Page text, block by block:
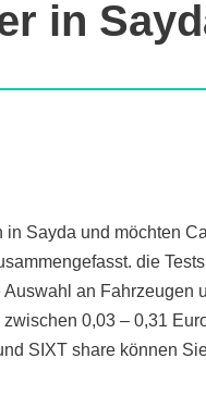
in
in Sayda und möchten
die
an Fahrzeugen
zwischen 0,03 – 0,31
SIXT share können